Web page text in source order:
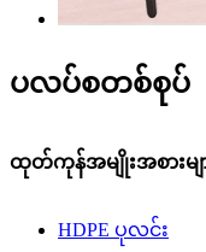
ပလပ်စတစ်စုပ်
ထုတ်ကုန်အမျိုးအစားမျ
HDPE ပုလင်း